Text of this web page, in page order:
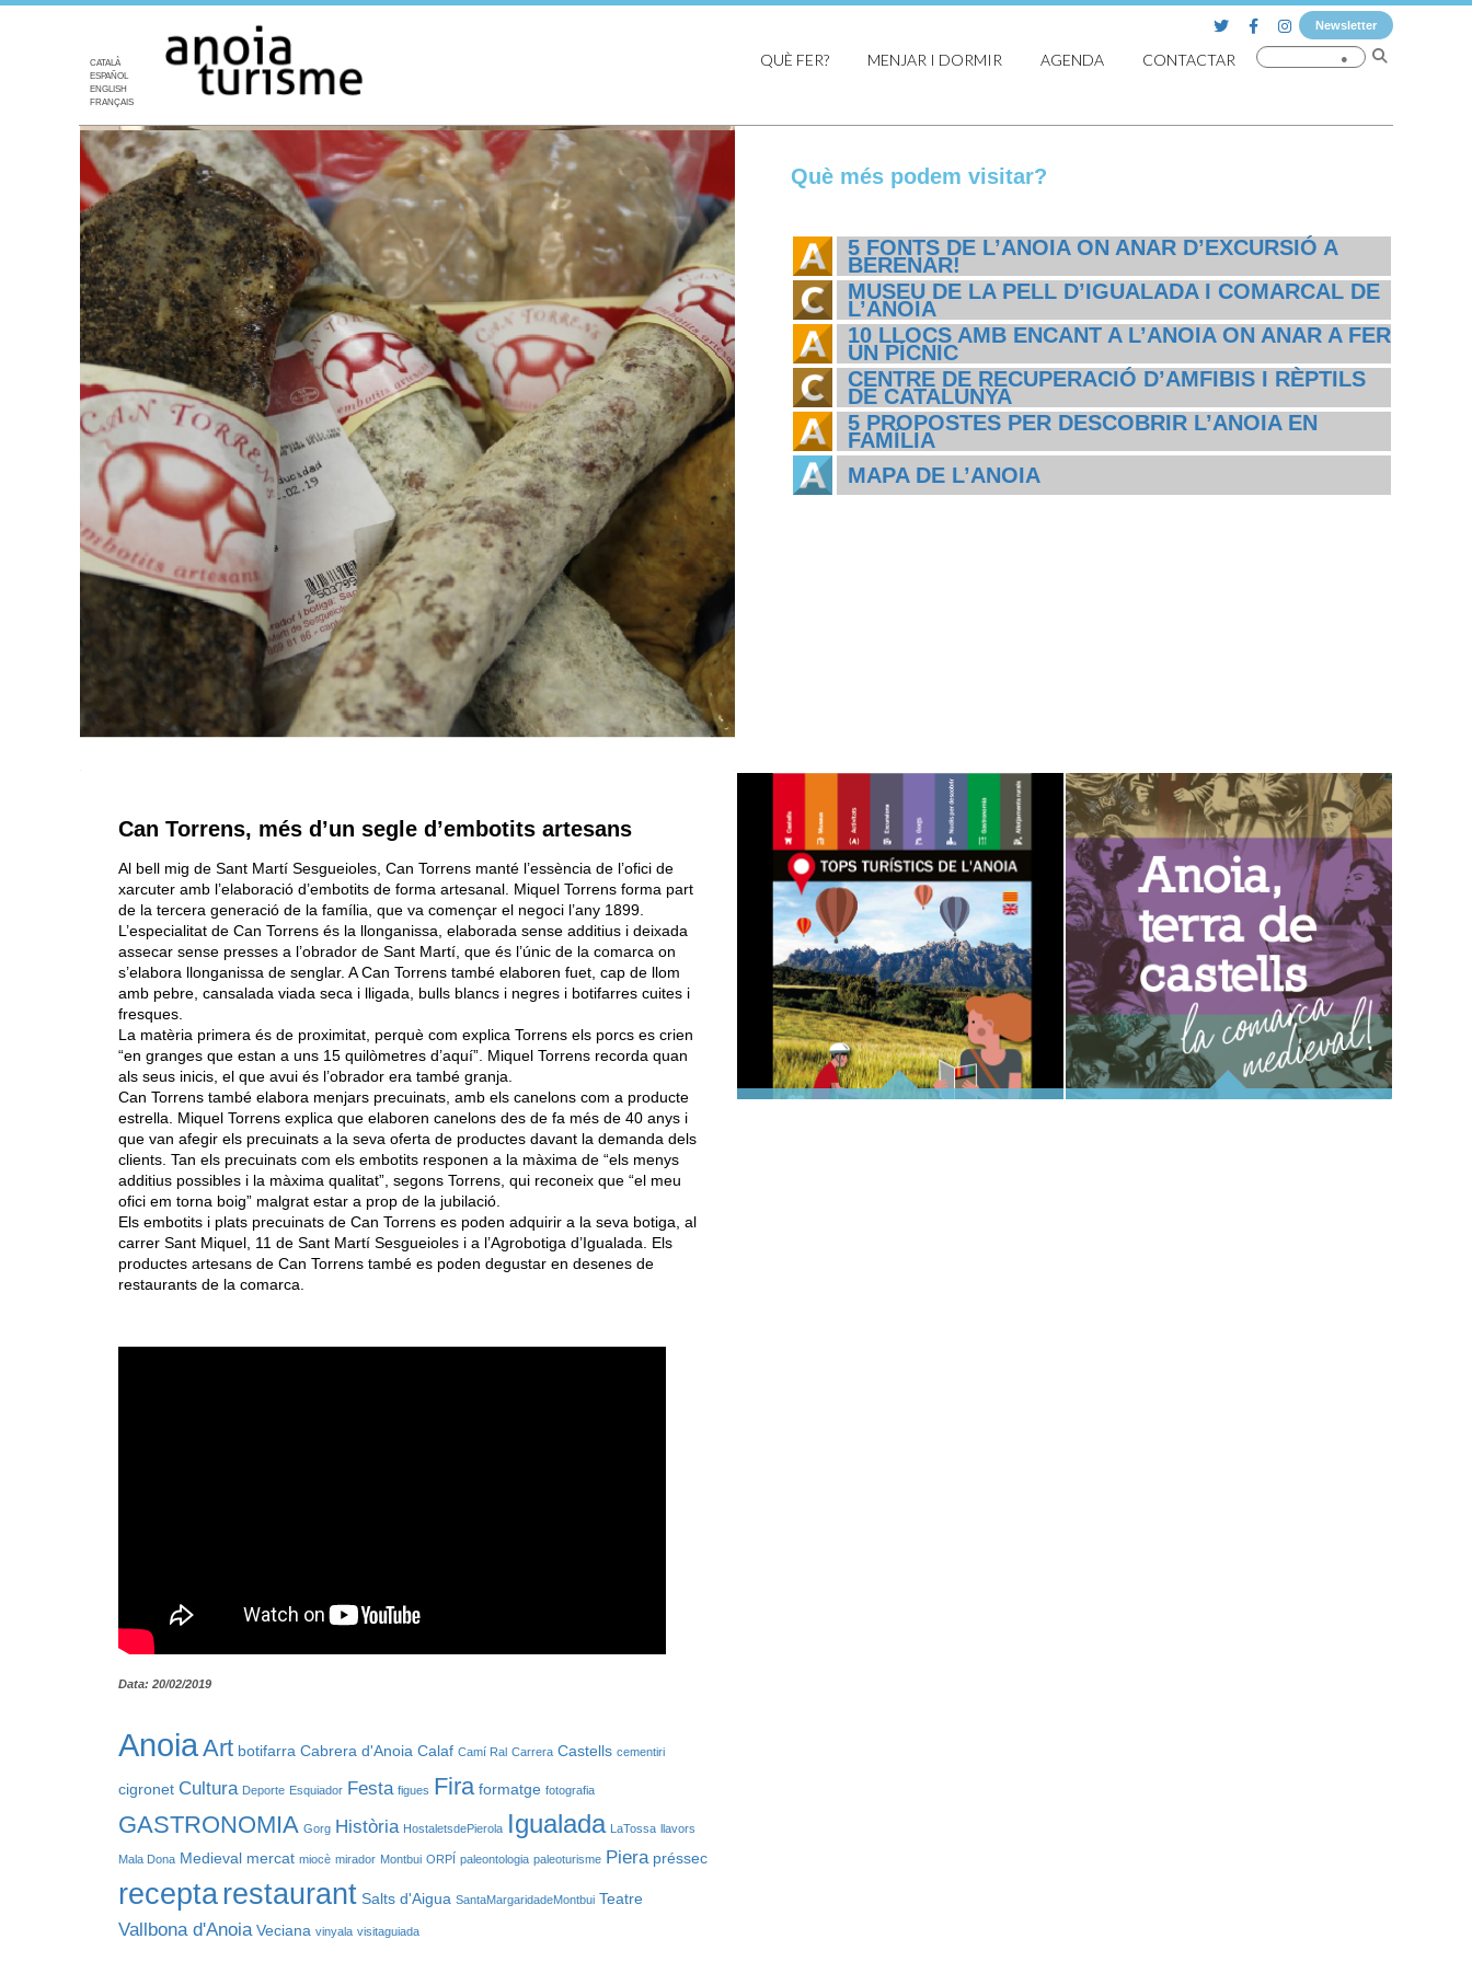
Newsletter
CATALÀ
ESPAÑOL
ENGLISH
FRANÇAIS
QUÈ FER? MENJAR I DORMIR AGENDA CONTACTAR
Can Torrens, més d’un segle d’embotits artesans
Al bell mig de Sant Martí Sesgueioles, Can Torrens manté l’essència de l’ofici de
xarcuter amb l’elaboració d’embotits de forma artesanal. Miquel Torrens forma part
de la tercera generació de la família, que va començar el negoci l’any 1899.
L’especialitat de Can Torrens és la llonganissa, elaborada sense additius i deixada
assecar sense presses a l’obrador de Sant Martí, que és l’únic de la comarca on
s’elabora llonganissa de senglar. A Can Torrens també elaboren fuet, cap de llom
amb pebre, cansalada viada seca i lligada, bulls blancs i negres i botifarres cuites i
fresques.
La matèria primera és de proximitat, perquè com explica Torrens els porcs es crien
“en granges que estan a uns 15 quilòmetres d’aquí”. Miquel Torrens recorda quan
als seus inicis, el que avui és l’obrador era també granja.
Can Torrens també elabora menjars precuinats, amb els canelons com a producte
estrella. Miquel Torrens explica que elaboren canelons des de fa més de 40 anys i
que van afegir els precuinats a la seva oferta de productes davant la demanda dels
clients. Tan els precuinats com els embotits responen a la màxima de “els menys
additius possibles i la màxima qualitat”, segons Torrens, qui reconeix que “el meu
ofici em torna boig” malgrat estar a prop de la jubilació.
Els embotits i plats precuinats de Can Torrens es poden adquirir a la seva botiga, al
carrer Sant Miquel, 11 de Sant Martí Sesgueioles i a l’Agrobotiga d’Igualada. Els
productes artesans de Can Torrens també es poden degustar en desenes de
restaurants de la comarca.
Data: 20/02/2019
AnoiaArt botifarra Cabrera d'Anoia Calaf Camí Ral Carrera Castells cementiri
cigronet Cultura Deporte Esquiador Festa figues Fira formatge fotografia
GASTRONOMIA Gorg Història HostaletsdePierola Igualada LaTossa llavors
Mala Dona Medieval mercat miocè mirador Montbui ORPÍ paleontologia paleoturisme Piera préssec
receptarestaurant Salts d'Aigua SantaMargaridadeMontbui Teatre
Vallbona d'Anoia Veciana vinyala visitaguiada
Què més podem visitar?
5 FONTS DE L’ANOIA ON ANAR D’EXCURSIÓ A
BERENAR!
MUSEU DE LA PELL D’IGUALADA I COMARCAL DE
L’ANOIA
10 LLOCS AMB ENCANT A L’ANOIA ON ANAR A FER
UN PÍCNIC
CENTRE DE RECUPERACIÓ D’AMFIBIS I RÈPTILS
DE CATALUNYA
5 PROPOSTES PER DESCOBRIR L’ANOIA EN
FAMÍLIA
MAPA DE L’ANOIA